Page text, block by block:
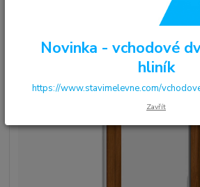
Doprava ZDARMA
Novinka - vchodové
hliník
https://www.stavimelevne.com/
Zavřít